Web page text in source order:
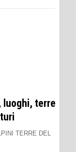
luoghi, terre
TERRE DEL